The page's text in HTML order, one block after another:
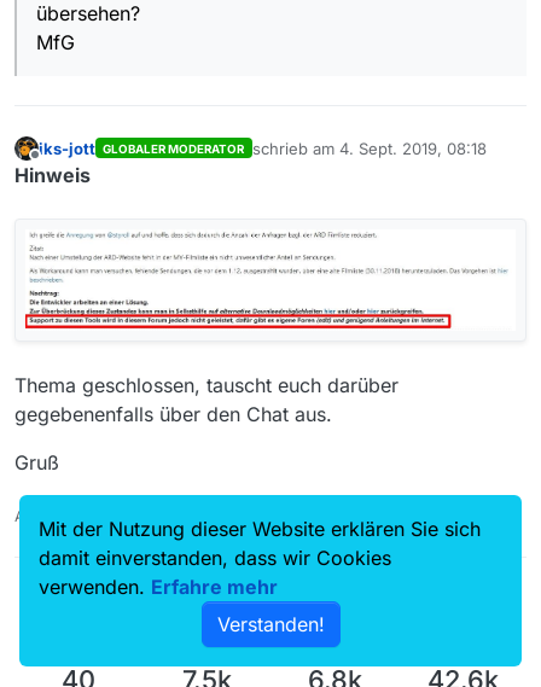
übersehen?
MfG
Offline
iks-jott GLOBALER MODERATOR schrieb am 4. Sept. 2019, 08:18
zuletzt editiert von
Hinweis
Thema geschlossen, tauscht euch darüber
gegebenenfalls über den Chat aus.
Gruß
Auch ein Maulwurfn findet mal ein Huhn!
40 7.5k 6.8k 42.6k
Mit der Nutzung dieser Website erklären Sie sich
damit einverstanden, dass wir Cookies
verwenden. Erfahre mehr
Verstanden!